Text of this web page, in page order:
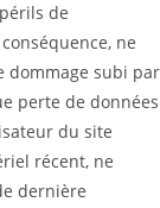
de
ne
dommage subi par
perte de données
du site
récent, ne
dernière